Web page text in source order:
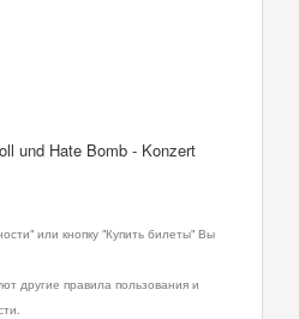
und Hate Bomb - Konzert
или кнопку "Купить билеты" Вы
другие правила пользования и